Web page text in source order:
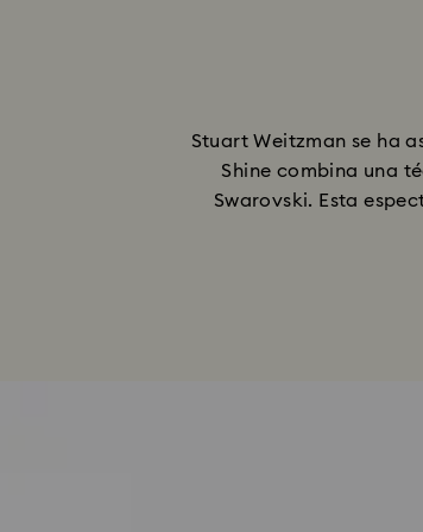
Stuart Weitzman se ha
Shine combina una
Swarovski. Esta